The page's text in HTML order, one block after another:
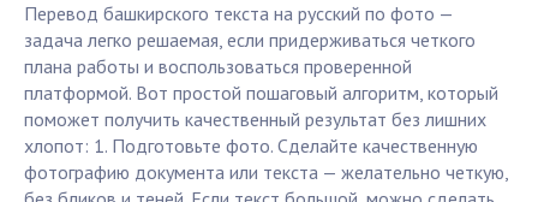
Перевод башкирского текста на русский по фото —
задача легко решаемая, если придерживаться четкого
плана работы и воспользоваться проверенной
платформой. Вот простой пошаговый алгоритм, который
поможет получить качественный результат без лишних
хлопот: 1. Подготовьте фото. Сделайте качественную
фотографию документа или текста — желательно четкую,